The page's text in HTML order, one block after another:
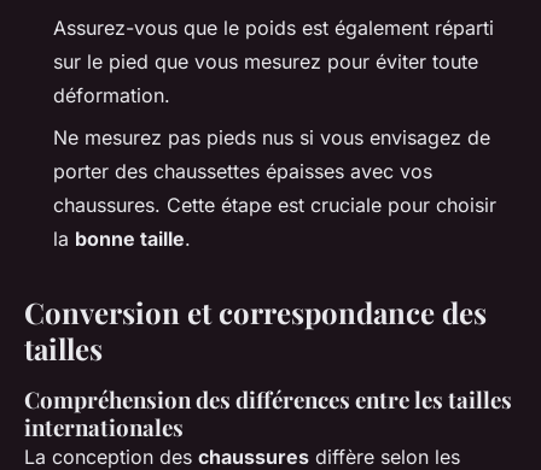
Assurez-vous que le poids est également réparti
sur le pied que vous mesurez pour éviter toute
déformation.
Ne mesurez pas pieds nus si vous envisagez de
porter des chaussettes épaisses avec vos
chaussures. Cette étape est cruciale pour choisir
la bonne taille.
Conversion et correspondance des
tailles
Compréhension des différences entre les tailles
internationales
La conception des chaussures diffère selon les